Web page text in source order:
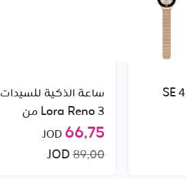
ساعة الذكية للسيدات
Lora Reno 3 من
Kieslect
66٫75 JOD
89٫00JOD